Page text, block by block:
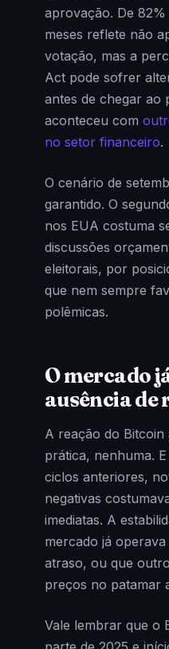
aprovação. De
meses reflete não
votação, mas a
Act pode sofrer
antes de chegar ao
aconteceu com
no setor financeiro.
O cenário de
garantido. O
nos EUA costuma
discussões
eleitorais, por
que nem sempre
polêmicas.
O mercado
ausência de
A reação do Bitcoin
prática, nenhuma.
ciclos anteriores,
negativas
imediatas. A
mercado já
atraso, ou que
preços no patamar
Vale lembrar que o